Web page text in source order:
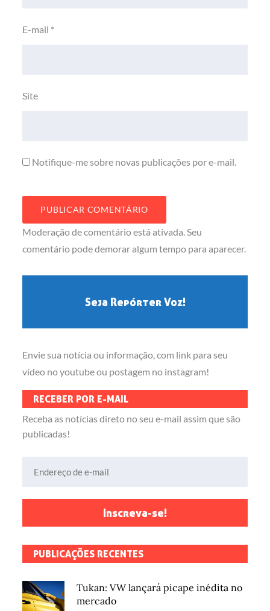
E-mail *
Site
Notifique-me sobre novas publicações por e-mail.
Moderação de comentário está ativada. Seu
comentário pode demorar algum tempo para aparecer.
Seja Repórter Voz!
Envie sua notícia ou informação, com link para seu
vídeo no youtube ou postagem no instagram!
RECEBER POR E-MAIL
Receba as notícias direto no seu e-mail assim que são
publicadas!
Inscreva-se!
PUBLICAÇÕES RECENTES
Tukan: VW lançará picape inédita no
mercado